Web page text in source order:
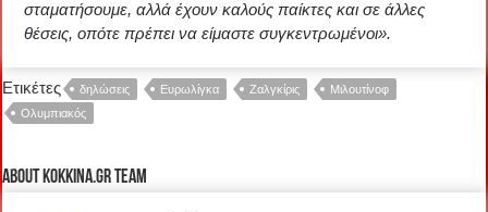
σταματήσουμε, αλλά έχουν καλούς παίκτες και σε άλλες
θέσεις, οπότε πρέπει να είμαστε συγκεντρωμένοι».
Ετικέτες δηλώσεις Ευρωλίγκα Ζαλγκίρις
Μιλουτίνοφ
Ολυμπιακός
About kokkina.gr TEAM